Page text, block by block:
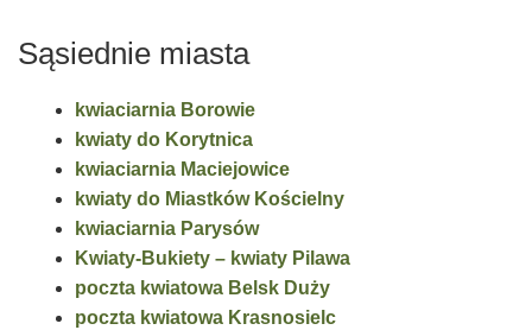
Sąsiednie miasta
kwiaciarnia Borowie
kwiaty do Korytnica
kwiaciarnia Maciejowice
kwiaty do Miastków Kościelny
kwiaciarnia Parysów
Kwiaty-Bukiety – kwiaty Pilawa
poczta kwiatowa Belsk Duży
poczta kwiatowa Krasnosielc